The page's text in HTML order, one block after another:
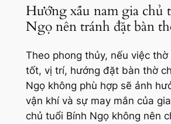
Hướng xấu nam gia chủ
Ngọ nên tránh đặt bàn
Theo phong thủy, nếu việc thờ
tốt, vị trí, hướng đặt bàn thờ
Ngọ không phù hợp sẽ ảnh
vận khí và sự may mắn của
chủ tuổi Bính Ngọ không nên